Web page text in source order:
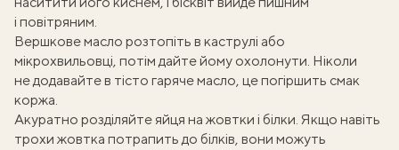
і повітряним.
Вершкове масло розтопіть в каструлі або
мікрохвильовці, потім дайте йому охолонути. Ніколи
не додавайте в тісто гаряче масло, це погіршить смак
коржа.
Акуратно розділяйте яйця на жовтки і білки. Якщо навіть
трохи жовтка потрапить до білків, вони можуть